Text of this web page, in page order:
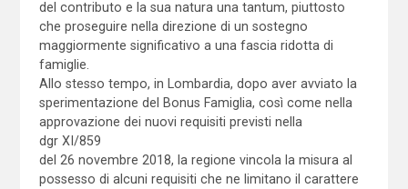
del contributo e la sua natura una tantum, piuttosto
che proseguire nella direzione di un sostegno
maggiormente significativo a una fascia ridotta di
famiglie.
Allo stesso tempo, in Lombardia, dopo aver avviato la
sperimentazione del Bonus Famiglia, così come nella
approvazione dei nuovi requisiti previsti nella
dgr XI/859
del 26 novembre 2018, la regione vincola la misura al
possesso di alcuni requisiti che ne limitano il carattere